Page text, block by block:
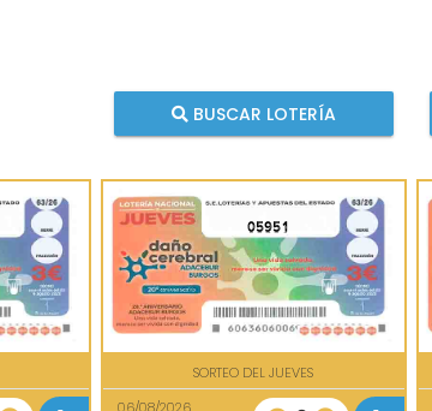
BUSCAR LOTERÍA
05951
SORTEO DEL JUEVES